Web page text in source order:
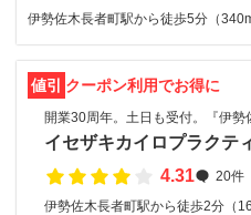
伊勢佐木長者町駅から徒歩5分（
値引 クーポン利用でお得に
開業30周年。土日も受付。『伊勢
イセザキカイロプラクテ
4.31
20件
伊勢佐木長者町駅から徒歩2分（